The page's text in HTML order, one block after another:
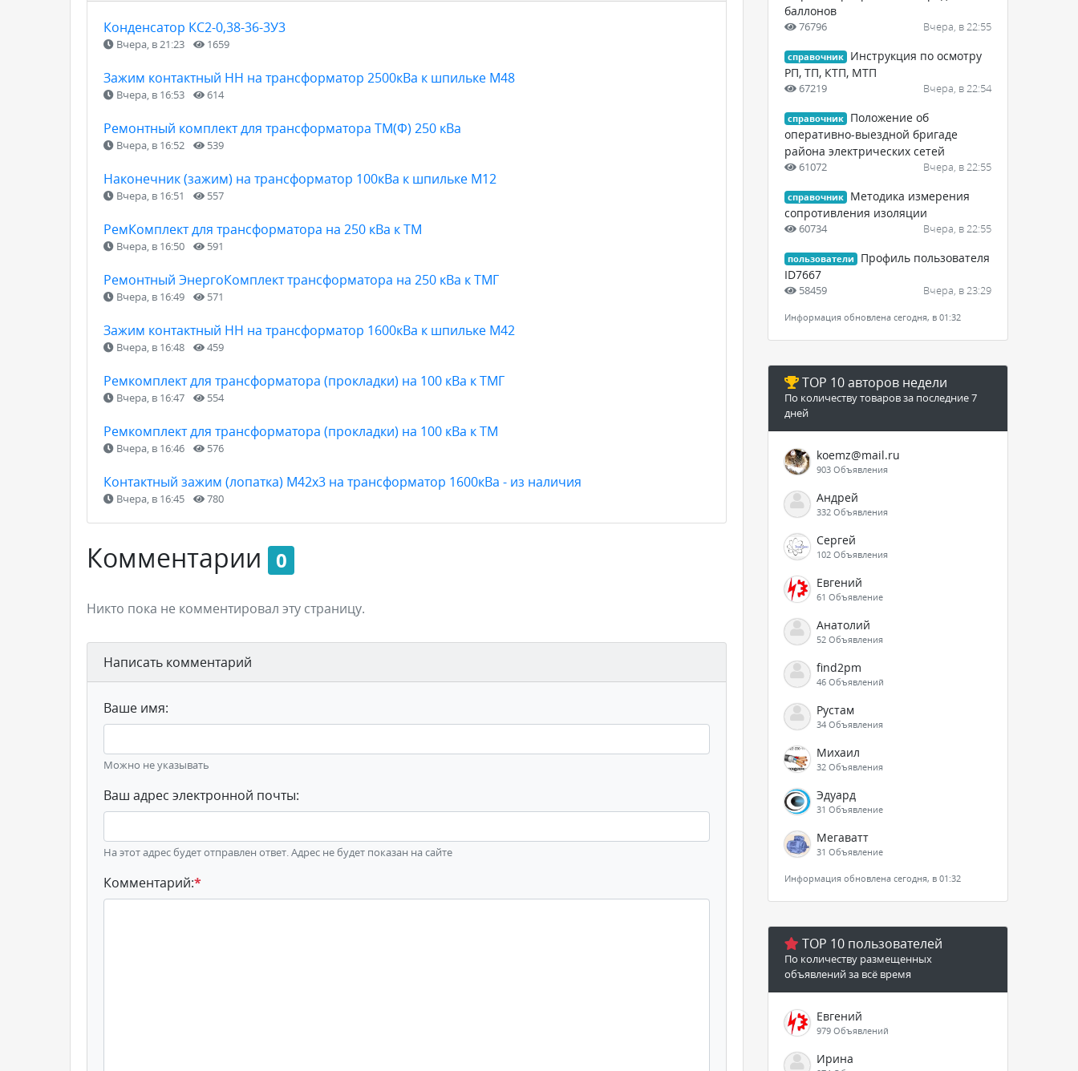
Конденсатор КС2-0,38-36-3У3
Вчера, в 21:23 1659
Зажим контактный НН на трансформатор 2500кВа к шпильке М48
Вчера, в 16:53 614
Ремонтный комплект для трансформатора ТМ(Ф) 250 кВа
Вчера, в 16:52 539
Наконечник (зажим) на трансформатор 100кВа к шпильке М12
Вчера, в 16:51 557
РемКомплект для трансформатора на 250 кВа к ТМ
Вчера, в 16:50 591
Ремонтный ЭнергоКомплект трансформатора на 250 кВа к ТМГ
Вчера, в 16:49 571
Зажим контактный НН на трансформатор 1600кВа к шпильке М42
Вчера, в 16:48 459
Ремкомплект для трансформатора (прокладки) на 100 кВа к ТМГ
Вчера, в 16:47 554
Ремкомплект для трансформатора (прокладки) на 100 кВа к ТМ
Вчера, в 16:46 576
Контактный зажим (лопатка) М42х3 на трансформатор 1600кВа - из наличия
Вчера, в 16:45 780
Комментарии 0
Никто пока не комментировал эту страницу.
Написать комментарий
Ваше имя:
Можно не указывать
Ваш адрес электронной почты:
На этот адрес будет отправлен ответ. Адрес не будет показан на сайте
Комментарий:*
баллонов
76796 Вчера, в 22:55
справочник
Инструкция по осмотру
РП, ТП, КТП, МТП
67219 Вчера, в 22:54
справочник
Положение об
оперативно-выездной бригаде
района электрических сетей
61072 Вчера, в 22:55
справочник
Методика измерения
сопротивления изоляции
60734 Вчера, в 22:55
пользователи
Профиль пользователя
ID7667
58459 Вчера, в 23:29
Информация обновлена сегодня, в 01:32
TOP 10 авторов недели
По количеству товаров за последние 7
дней
koemz@mail.ru
903 Объявления
Андрей
332 Объявления
Сергей
102 Объявления
Евгений
61 Объявление
Анатолий
52 Объявления
find2pm
46 Объявлений
Рустам
34 Объявления
Михаил
32 Объявления
Эдуард
31 Объявление
Мегаватт
31 Объявление
Информация обновлена сегодня, в 01:32
TOP 10 пользователей
По количеству размещенных
объявлений за всё время
Евгений
979 Объявлений
Ирина